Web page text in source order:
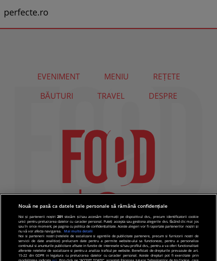
perfecte.ro
EVENIMENT MENIU
REȚETE
BĂUTURI
TRAVEL DESPRE
Nouă ne pasă ca datele tale personale să rămână confidențiale
Noi și partenerii noștri201 stocăm și/sau accesăm informații pe dispozitivul dvs., precum identificatorii cookie
unici pentru prelucrarea datelor cu caracter personal. Puteți accepta sau gestiona alegerile dvs. făcând clic mai jos
sau în orice moment, pe pagina cu politica de confidențialitate. Aceste alegeri vor fi raportate partenerilor noștri și
nu vă vor afecta navigarea.
Mai multe detalii
Noi si partenerii nostri (retelele de socializare si agentiile de publicitate partenere, precum si furnizorii nostri de
servicii de date analitice) prelucram date pentru a permite website-ului sa functioneze, pentru a personaliza
continutul si anunturile publicitare afisate in functie de interesele si/sau profilul dvs., pentru a va oferi functionalitati
aferente retelelor de socializare si pentru a analiza traficul pe website. Beneficiati de drepturile prevazute de art.
15-22 din GDPR in legatura cu prelucrarea datelor cu caracter personal. Aceste drepturi pot fi exercitate prin
modalitatea indicata aici. Prin click pe “ACCEPT TOATE”, acceptati folosirea tuturor Tehnologiilor de tip Cookie, care